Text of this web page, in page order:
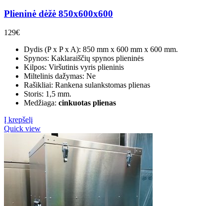
Plieninė dėžė 850x600x600
129€
Dydis (P x P x A): 850 mm x 600 mm x 600 mm.
Spynos: Kaklaraiščių spynos plieninės
Kilpos: Viršutinis vyris plieninis
Miltelinis dažymas: Ne
Rašikliai: Rankena sulankstomas plienas
Storis: 1,5 mm.
Medžiaga: cinkuotas plienas
Į krepšelį
Quick view